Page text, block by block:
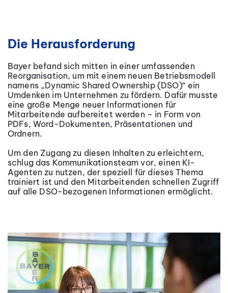
Die Herausforderung
Bayer befand sich mitten in einer umfassenden
Reorganisation, um mit einem neuen Betriebsmodell
namens „Dynamic Shared Ownership (DSO)“ ein
Umdenken im Unternehmen zu fördern. Dafür musste
eine große Menge neuer Informationen für
Mitarbeitende aufbereitet werden – in Form von
PDFs, Word-Dokumenten, Präsentationen und
Ordnern.
Um den Zugang zu diesen Inhalten zu erleichtern,
schlug das Kommunikationsteam vor, einen KI-
Agenten zu nutzen, der speziell für dieses Thema
trainiert ist und den Mitarbeitenden schnellen Zugriff
auf alle DSO-bezogenen Informationen ermöglicht.